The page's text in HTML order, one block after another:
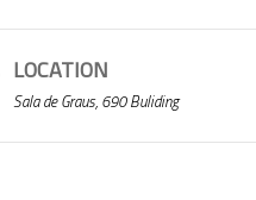
LOCATION
Sala de Graus, 690 Buliding